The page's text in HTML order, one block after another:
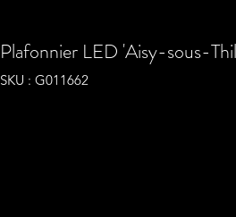
Plafonnier LED 'Aisy-sous-
SKU : G011662